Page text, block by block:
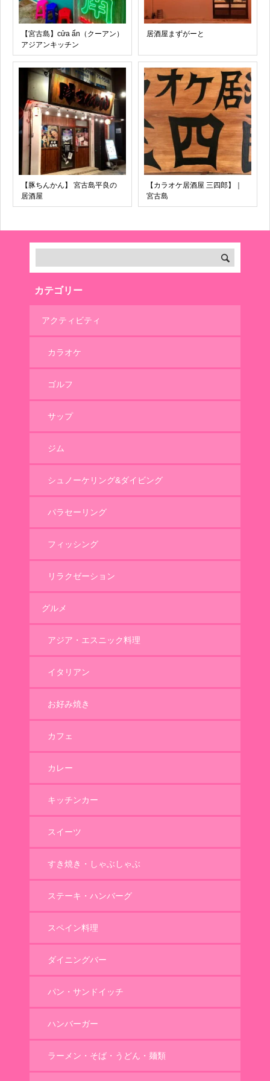
【宮古島】cửa ẩn（クーアン）
アジアンキッチン
居酒屋まずがーと
【豚ちんかん】 宮古島平良の
居酒屋
【カラオケ居酒屋 三四郎】｜
宮古島
カテゴリー
アクティビティ
カラオケ
ゴルフ
サップ
ジム
シュノーケリング&ダイビング
パラセーリング
フィッシング
リラクゼーション
グルメ
アジア・エスニック料理
イタリアン
お好み焼き
カフェ
カレー
キッチンカー
スイーツ
すき焼き・しゃぶしゃぶ
ステーキ・ハンバーグ
スペイン料理
ダイニングバー
パン・サンドイッチ
ハンバーガー
ラーメン・そば・うどん・麺類